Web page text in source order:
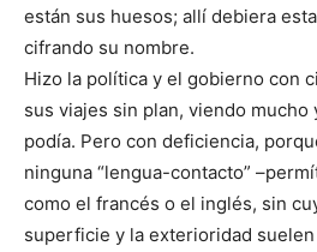
están sus huesos; allí debiera
cifrando su nombre.
Hizo la política y el gobierno con
sus viajes sin plan, viendo mucho
podía. Pero con deficiencia,
ninguna “lengua-contacto”
como el francés o el inglés, sin
superficie y la exterioridad